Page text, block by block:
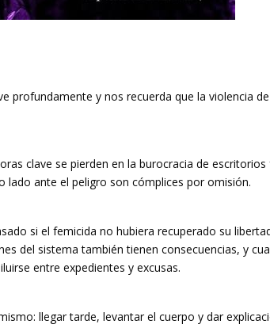
profundamente y nos recuerda que la violencia de
clave se pierden en la burocracia de
lado ante el peligro son cómplices por omisión.
si el femicida no hubiera recuperado su
del sistema también tienen consecuencias, y
entre expedientes y excusas.
llegar tarde, levantar el cuerpo y dar